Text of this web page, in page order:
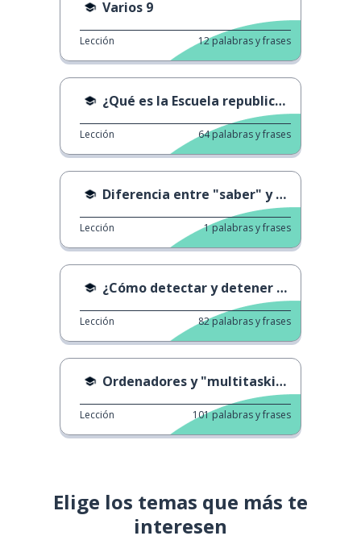
Varios 9
Lección 12palabras y frases
¿Qué es la Escuela republicana francesa?
Lección 64palabras y frases
Diferencia entre "saber" y "conocer"
Lección 1palabras y frases
¿Cómo detectar y detener el acoso escolar?
Lección 82palabras y frases
Ordenadores y "multitasking"
Lección 101palabras y frases
Elige los temas que más te
interesen